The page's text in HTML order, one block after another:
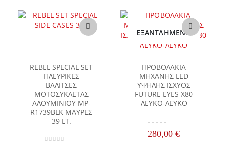
REBEL SPECIAL SET
ΠΛΕΥΡΙΚΕΣ
ΒΑΛΙΤΣΕΣ
ΜΟΤΟΣΥΚΛΕΤΑΣ
ΑΛΟΥΜΙΝΙΟΥ MP-
R1739BLK ΜΑΥΡΕΣ
39 LT.
ΕΞΑΝΤΛΗΜΈΝΟ
ΠΡΟΒΟΛΑΚΙΑ
ΜΗΧΑΝΗΣ LED
ΥΨΗΛΗΣ ΙΣΧΥΟΣ
FUTURE EYES Χ80
ΛΕΥΚΟ-ΛΕΥΚΟ
280,00€